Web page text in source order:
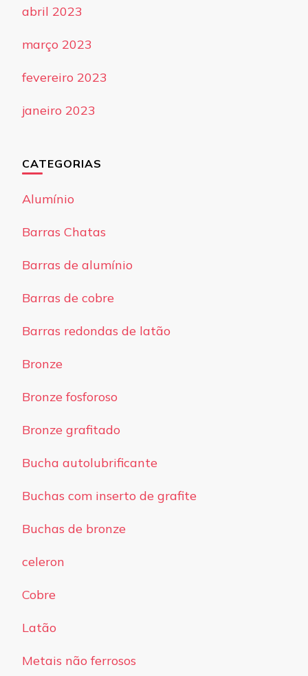
abril 2023
março 2023
fevereiro 2023
janeiro 2023
CATEGORIAS
Alumínio
Barras Chatas
Barras de alumínio
Barras de cobre
Barras redondas de latão
Bronze
Bronze fosforoso
Bronze grafitado
Bucha autolubrificante
Buchas com inserto de grafite
Buchas de bronze
celeron
Cobre
Latão
Metais não ferrosos